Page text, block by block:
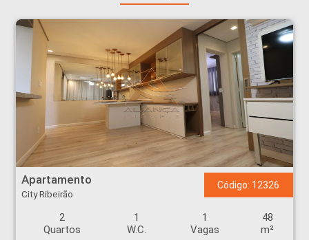
Apartamento - City Ribeirão - Ribeirão Preto
Apartamento
City Ribeirão
Código: 12326
2
Quartos
1
W.C.
1
Vagas
48
m²